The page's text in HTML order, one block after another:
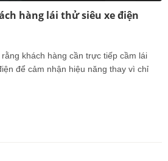
hàng lái thử siêu xe điện
khách hàng cần trực tiếp cầm lái
để cảm nhận hiệu năng thay vì chỉ